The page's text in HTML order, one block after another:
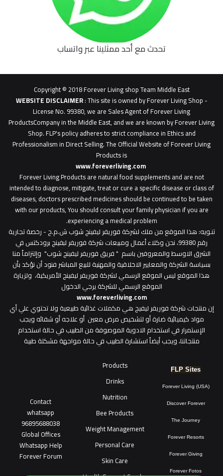
تحدث مع أحد ممثلينا عبر واتساب
Copyright © 2018 Forever Living shop Team Middle East
WEBSITE DISCLAIMER: This site is owned by Forever Living Shop -
License No. 99380, we are Sales Agent of Forever Living
ProductsCompany in the Middle East, and we are known by Forever Living
Shop. FLP's policy adheres to strict compliance in Ethics and
Professionalism in Direct Selling. The Official Website of Forever Living
Products is
www.foreverliving.com
Forever Living Products are natural food supplements and are not
intended to diagnose, mitigate, treat or cure a specific disease or class of
diseases, doctors prescribed medicines should be continued to be taken
with our products, You should consult your family physician if you are
experiencing a medical problem.
تنـويه: هذا الموقع من ملك لشركة فوريفر ليفينج شوب ش.م.ح - رخصة تجارية
رقم 99380، نحن وكلاء أعمال ومبيعات شركة فوريفر لبفينج برودكتس في
الشرق الاوسط والمعروفين باسم " فريق فوريفر ليفينج شوب" وإلتزاماً منا
بسياسة الشركة والمعايير الاخلاقية والمهنية للبيع المباشر فنود أن نؤكد بأن
هذا الموقع ليس الموقع الرسمي لشركة فوريفر ليفينج الأمريكية، ولزيارة
الموقع الرسمي للشركة يرجي الدخول
www.foreverliving.com
​إن منتجات شركة فوريفر ليفيج هي مكملات غذائية طبيعية ولا تحتوي علي أي
مواد كيميائية ضارة أو لتشخيص مرض معين أو علاجه أو شفائه ويجب
الإستمرار في استخدام الادوية الموصوفة من الطبيب في حالة استخدام
منتجاتنا، ويجب أيضاً استشارة الطبيب في حالة مواجهة مشكلة طبية
FLP Sites
Forever Living (USA)
Discover Forever
The Journey
Forever Resorts
Forever Giving
Forever Fotos
Products
Drinks
Nutrition
Bee Products
Weight Management
Personal Care
Skin Care
Contact
whatsapp
96895688038
Global Offices
Whatsapp Help
Forever Forum